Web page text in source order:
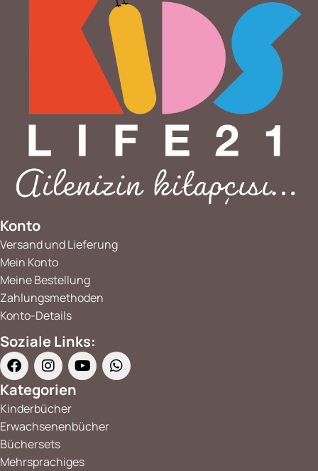
Konto
Versand und Lieferung
Mein Konto
Meine Bestellung
Zahlungsmethoden
Konto-Details
Soziale Links:
Kategorien
Kinderbücher
Erwachsenenbücher
Büchersets
Mehrsprachiges